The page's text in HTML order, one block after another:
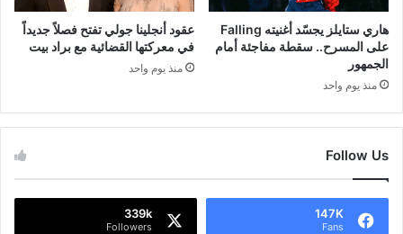
هاري ستايلز يجسّد أغنيته Falling
على المسرح.. سقطة مفاجئة أمام
الجمهور
منذ يوم واحد
عقود أنجلينا جولي تفتح فصلاً جديداً
في معركتها القضائية مع براد بيت
منذ يوم واحد
Follow Us
147K
Fans
339k
Followers